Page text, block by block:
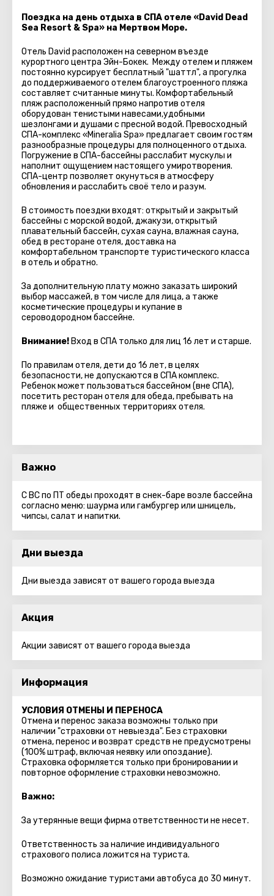
Поездка на день отдыха в СПА отеле «David Dead
Sea Resort & Spa» на Мертвом Море.
Отель David расположен на северном въезде
курортного центра Эйн-Бокек. Между отелем и пляжем
постоянно курсирует бесплатный "шаттл", а прогулка
до поддерживаемого отелем благоустроенного пляжа
составляет считанные минуты. Комфортабельный
пляж расположенный прямо напротив отеля
оборудован тенистыми навесами,удобными
шезлонгами и душами с пресной водой. Превосходный
СПА-комплекс «Mineralia Spa» предлагает своим гостям
разнообразные процедуры для полноценного отдыха.
Погружение в СПА-бассейны расслабит мускулы и
наполнит ощущением настоящего умиротворения.
СПА-центр позволяет окунуться в атмосферу
обновления и расслабить своё тело и разум.
В стоимость поездки входят: открытый и закрытый
бассейны с морской водой, джакузи, открытый
плавательный бассейн, сухая сауна, влажная сауна,
обед в ресторане отеля, доставка на
комфортабельном транспорте туристического класса
в отель и обратно.
За дополнительную плату можно заказать широкий
выбор массажей, в том числе для лица, а также
косметические процедуры и купание в
сероводородном бассейне.
Внимание! Вход в СПА только для лиц 16 лет и старше.
По правилам отеля, дети до 16 лет, в целях
безопасности, не допускаются в СПА комплекс.
Ребенок может пользоваться бассейном (вне СПА),
посетить ресторан отеля для обеда, пребывать на
пляже и общественных территориях отеля.
Важно
С ВС по ПТ обеды проходят в снек-баре возле бассейна
согласно меню: шаурма или гамбургер или шницель,
чипсы, салат и напитки.
Дни выезда
Дни выезда зависят от вашего города выезда
Акция
Акции зависят от вашего города выезда
Информация
УСЛОВИЯ ОТМЕНЫ И ПЕРЕНОСА
Отмена и перенос заказа возможны только при
наличии "страховки от невыезда". Без страховки
отмена, перенос и возврат средств не предусмотрены
(100% штраф, включая неявку или опоздание).
Страховка оформляется только при бронировании и
повторное оформление страховки невозможно.
Важно:
За утерянные вещи фирма ответственности не несет.
Ответственность за наличие индивидуального
страхового полиса ложится на туриста.
Возможно ожидание туристами автобуса до 30 минут.